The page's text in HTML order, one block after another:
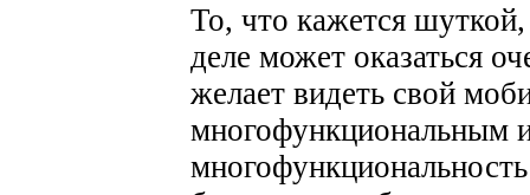
То, что кажется
деле может оказаться
желает видеть свой
многофункциональным